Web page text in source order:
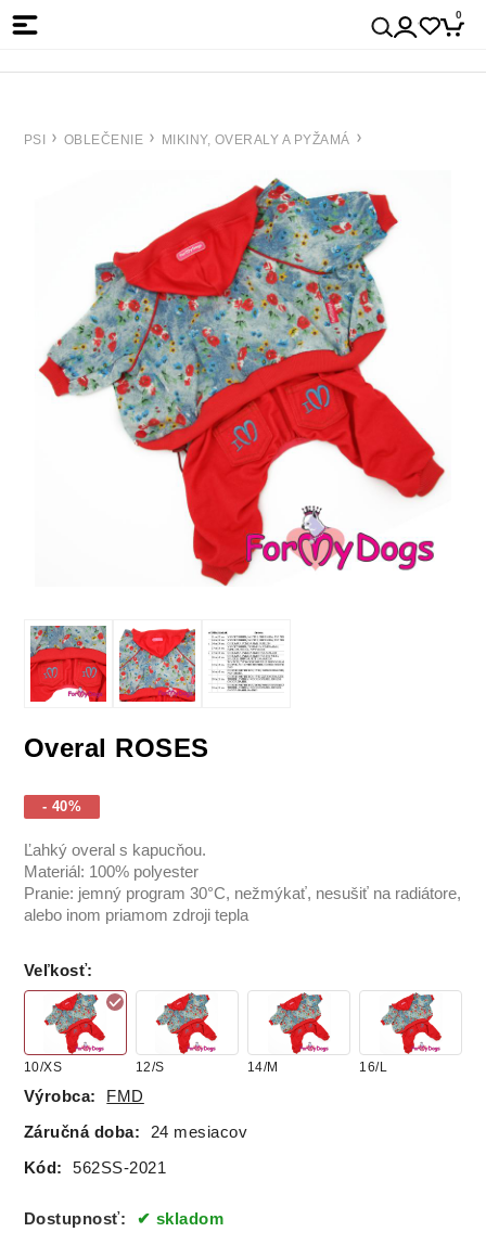
0
PSI OBLEČENIE MIKINY, OVERALY A PYŽAMÁ
Overal ROSES
- 40%
Ľahký overal s kapucňou.
Materiál: 100% polyester
Pranie: jemný program 30°C, nežmýkať, nesušiť na radiátore,
alebo inom priamom zdroji tepla
Veľkosť:
10/XS 12/S 14/M 16/L
Výrobca: FMD
Záručná doba: 24 mesiacov
Kód: 562SS-2021
Dostupnosť: skladom